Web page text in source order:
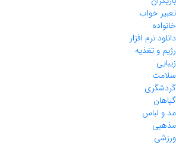
تعبیر خواب
خانواده
دانلود نرم افزار
رژیم و تغذیه
زیبایی
سلامت
گردشگری
گیاهان
مد و لباس
مذهبی
ورزشی